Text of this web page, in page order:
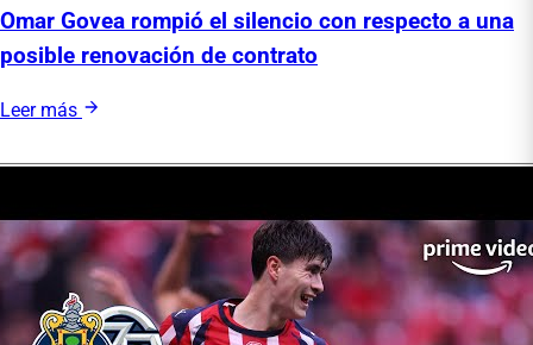
Omar Govea rompió el silencio con respecto a una
posible renovación de contrato
Leer más